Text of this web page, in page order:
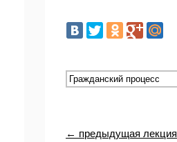
← предыдущая лекция